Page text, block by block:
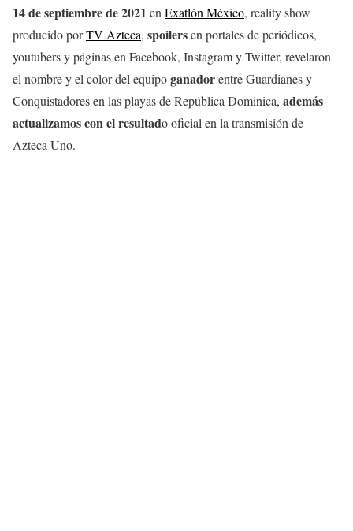
14 de septiembrede 2021 en Exatlón México, reality show
producido porTV Azteca, spoilersen portales de periódicos,
youtubers y páginas en Facebook, Instagram y Twitter, revelaron
el nombre y el color del equipoganadorentre Guardianes y
Conquistadores en las playas de República Dominica, además
actualizamos con el resultado oficial en la transmisión de
Azteca Uno.